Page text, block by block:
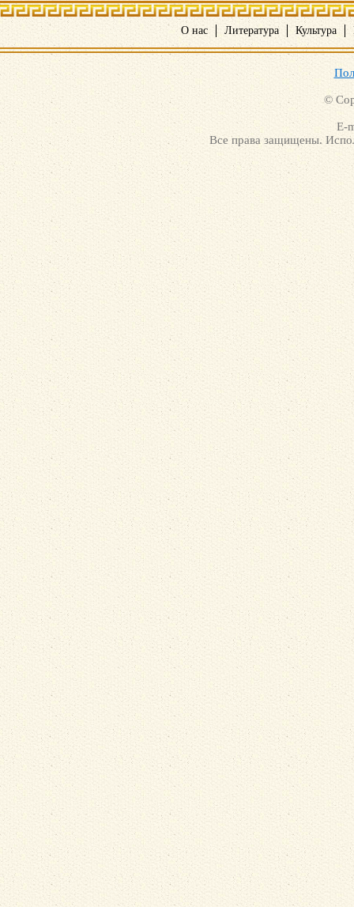
О нас Литература Культура
©
E-
Все права защищены.